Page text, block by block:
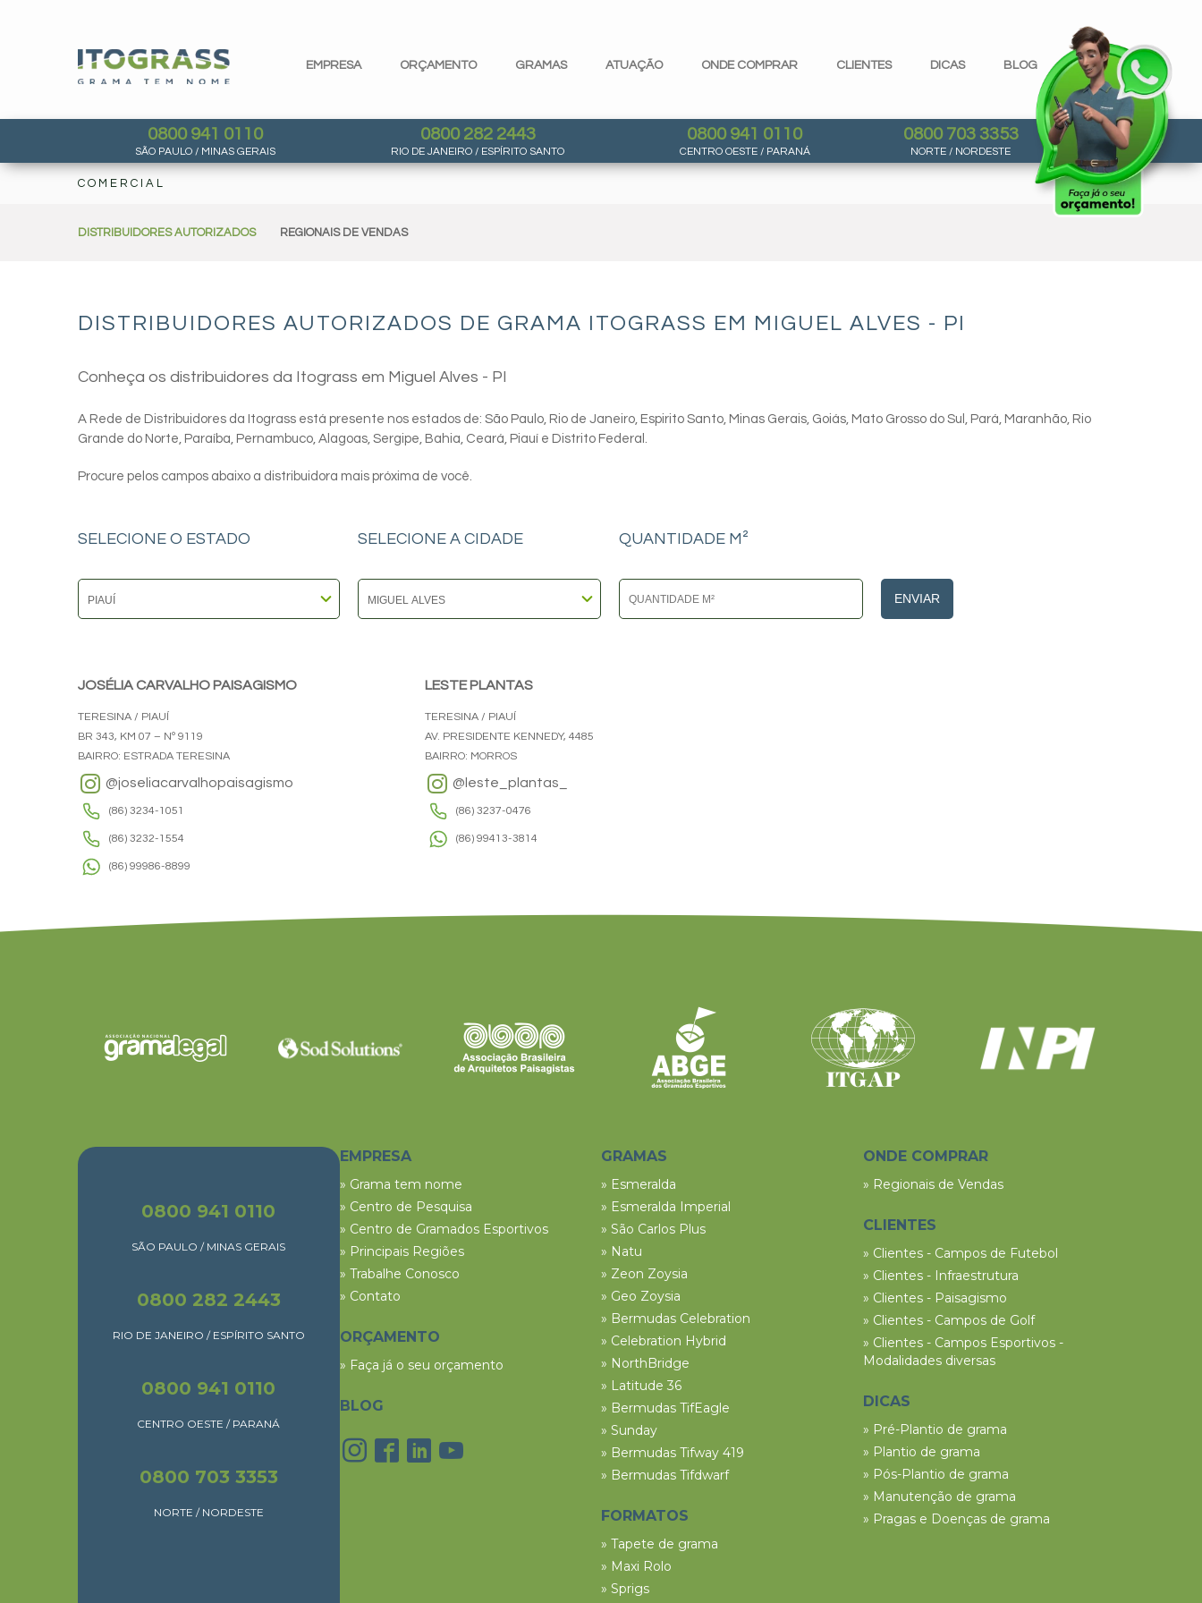
EMPRESA ORÇAMENTO GRAMAS ATUAÇÃO ONDE COMPRAR CLIENTES DICAS BLOG
0800 941 0110
SÃO PAULO / MINAS GERAIS
0800 282 2443
RIO DE JANEIRO / ESPÍRITO SANTO
0800 941 0110
CENTRO OESTE / PARANÁ
0800 703 3353
NORTE / NORDESTE
COMERCIAL
DISTRIBUIDORES AUTORIZADOS REGIONAIS DE VENDAS
DISTRIBUIDORES AUTORIZADOS DE GRAMA ITOGRASS EM MIGUEL ALVES - PI
Conheça os distribuidores da Itograss em Miguel Alves - PI
A Rede de Distribuidores da Itograss está presente nos estados de: São Paulo, Rio de Janeiro, Espirito Santo, Minas Gerais, Goiás, Mato Grosso do Sul, Pará, Maranhão, Rio
Grande do Norte, Paraíba, Pernambuco, Alagoas, Sergipe, Bahia, Ceará, Piauí e Distrito Federal.
Procure pelos campos abaixo a distribuidora mais próxima de você.
SELECIONE O ESTADO SELECIONE A CIDADE QUANTIDADE M²
ENVIAR
JOSÉLIA CARVALHO PAISAGISMO
TERESINA / PIAUÍ
BR 343, KM 07 – Nº 9119
BAIRRO: ESTRADA TERESINA
@joseliacarvalhopaisagismo
(86) 3234-1051
(86) 3232-1554
(86) 99986-8899
LESTE PLANTAS
TERESINA / PIAUÍ
AV. PRESIDENTE KENNEDY, 4485
BAIRRO: MORROS
@leste_plantas_
(86) 3237-0476
(86) 99413-3814
0800 941 0110
SÃO PAULO / MINAS GERAIS
0800 282 2443
RIO DE JANEIRO / ESPÍRITO SANTO
0800 941 0110
CENTRO OESTE / PARANÁ
0800 703 3353
NORTE / NORDESTE
EMPRESA
» Grama tem nome
» Centro de Pesquisa
» Centro de Gramados Esportivos
» Principais Regiões
» Trabalhe Conosco
» Contato
ORÇAMENTO
» Faça já o seu orçamento
BLOG
GRAMAS
» Esmeralda
» Esmeralda Imperial
» São Carlos Plus
» Natu
» Zeon Zoysia
» Geo Zoysia
» Bermudas Celebration
» Celebration Hybrid
» NorthBridge
» Latitude 36
» Bermudas TifEagle
» Sunday
» Bermudas Tifway 419
» Bermudas Tifdwarf
FORMATOS
» Tapete de grama
» Maxi Rolo
» Sprigs
ONDE COMPRAR
» Regionais de Vendas
CLIENTES
» Clientes - Campos de Futebol
» Clientes - Infraestrutura
» Clientes - Paisagismo
» Clientes - Campos de Golf
» Clientes - Campos Esportivos -
Modalidades diversas
DICAS
» Pré-Plantio de grama
» Plantio de grama
» Pós-Plantio de grama
» Manutenção de grama
» Pragas e Doenças de grama